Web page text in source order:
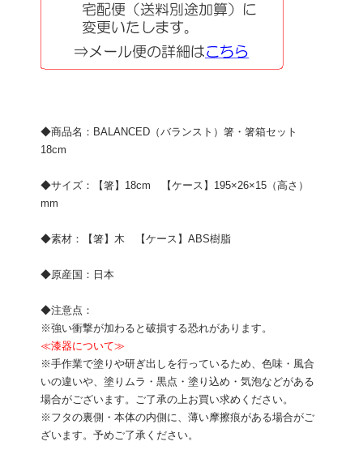
◆商品名：BALANCED（バランスト）箸・箸箱セット
18cm
◆サイズ：【箸】18cm 【ケース】195×26×15（高さ）
mm
◆素材：【箸】木 【ケース】ABS樹脂
◆原産国：日本
◆注意点：
※強い衝撃が加わると破損する恐れがあります。
≪漆器について≫
※手作業で塗りや研ぎ出しを行っているため、色味・風合
いの違いや、塗りムラ・黒点・塗り込め・気泡などがある
場合がございます。ご了承の上お買い求めください。
※フタの裏側・本体の内側に、薄い摩擦痕がある場合がご
ざいます。予めご了承ください。